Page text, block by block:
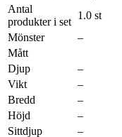
Antal
produkter i set
1.0 st
Mönster
–
Mått
Djup
–
Vikt
–
Bredd
–
Höjd
–
Sittdjup
–